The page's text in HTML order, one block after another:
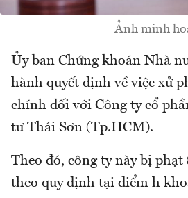
Ảnh minh
Ủy ban Chứng khoán Nhà
hành quyết định về việc xử
chính đối với Công ty cổ
tư Thái Sơn (Tp.HCM).
Theo đó, công ty này bị phạt
theo quy định tại điểm h